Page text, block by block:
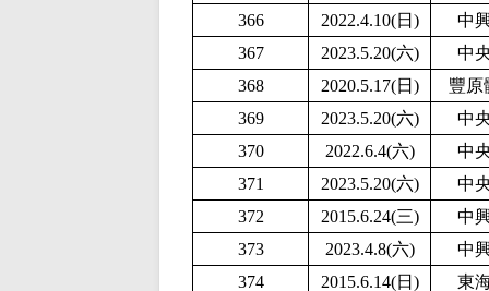
366 2022.4.10(日)
中
367
2023.5.20(六)
中
368
2020.5.17(日)
豐原
369
2023.5.20(六)
中
370
2022.6.4(六)
中
371
2023.5.20(六)
中
372
2015.6.24(三)
中
373
2023.4.8(六)
中
374
2015.6.14(日)
東